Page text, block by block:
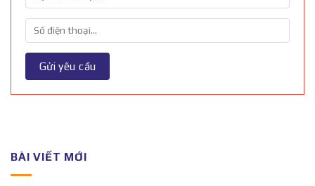
BÀI VIẾT MỚI